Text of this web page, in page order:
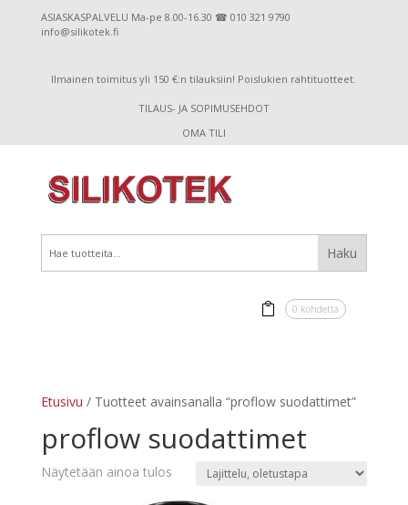
ASIASKASPALVELU Ma-pe 8.00-16.30 ☎ 010 321 9790
info@silikotek.fi
Ilmainen toimitus yli 150 €:n tilauksiin! Poislukien rahtituotteet.
TILAUS- JA SOPIMUSEHDOT
OMA TILI
0 kohdetta
Etusivu / Tuotteet avainsanalla “proflow suodattimet”
proflow suodattimet
Näytetään ainoa tulos